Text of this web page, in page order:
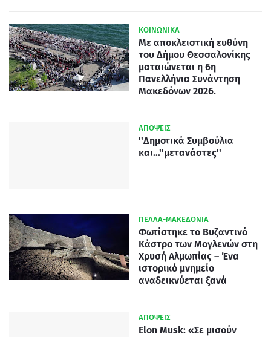
ΚΟΙΝΩΝΙΚΑ
Με αποκλειστική ευθύνη
του Δήμου Θεσσαλονίκης
ματαιώνεται η 6η
Πανελλήνια Συνάντηση
Μακεδόνων 2026.
ΑΠΟΨΕΙΣ
''Δημοτικά Συμβούλια
και...''μετανάστες''
ΠΕΛΛΑ-ΜΑΚΕΔΟΝΙΑ
Φωτίστηκε το Βυζαντινό
Κάστρο των Μογλενών στη
Χρυσή Αλμωπίας – Ένα
ιστορικό μνημείο
αναδεικνύεται ξανά
ΑΠΟΨΕΙΣ
Elon Musk: «Σε μισούν